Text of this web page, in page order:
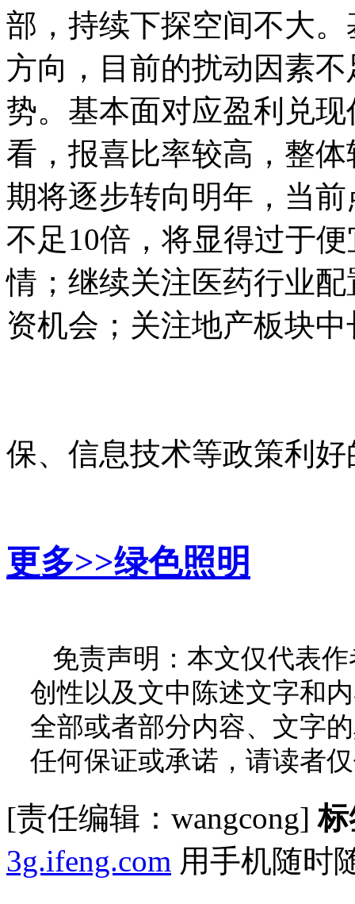
部，持续下探空间不大
方向，目前的扰动因素
势。基本面对应盈利兑
看，报喜比率较高，整
期将逐步转向明年，当
不足10倍，将显得过于
情；继续关注医药行业
资机会；关注地产板块
保、信息技术等政策利
更多>>绿色照明
免责声明：本文仅代表
创性以及文中陈述文字和
全部或者部分内容、文字
任何保证或承诺，请读者
[责任编辑：wangcong]
3g.ifeng.com 用手机随时